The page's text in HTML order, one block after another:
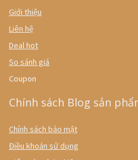
Giới thiệu
Liên hệ
Deal hot
So sánh giá
Coupon
Chính sách Blog sản
Chính sách bảo mật
Điều khoản sử dụng